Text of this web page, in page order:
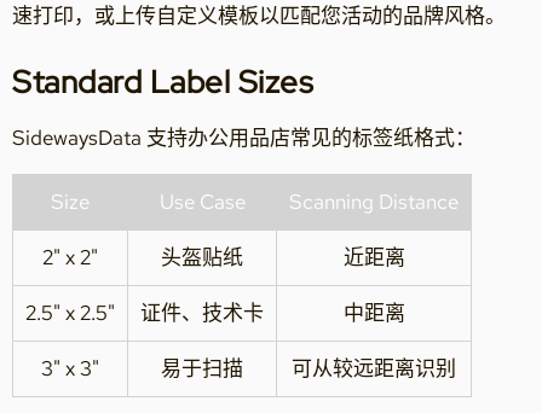
速打印，或上传自定义模板以匹配您活动的品牌风格。
Standard Label Sizes
SidewaysData 支持办公用品店常见的标签纸格式：
Size Use Case Scanning Distance
2" x 2" 头盔贴纸 近距离
2.5" x 2.5" 证件、技术卡 中距离
3" x 3" 易于扫描 可从较远距离识别